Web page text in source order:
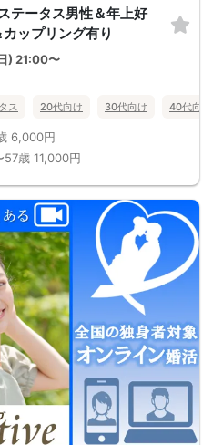
テータス男性＆年上好
ップリング有り
) 21:00〜
ス 20代向け 30代向け 40代向け
6,000円
57歳 11,000円